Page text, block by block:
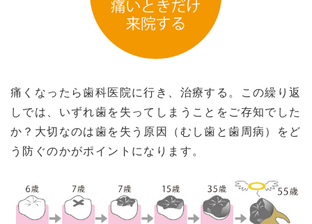
痛くなったら歯科医院に行き、治療する。この繰り返
しでは、いずれ歯を失ってしまうことをご存知でした
か？大切なのは歯を失う原因（むし歯と歯周病）をど
う防ぐのかがポイントになります。